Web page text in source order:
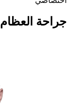
جراحة العظام